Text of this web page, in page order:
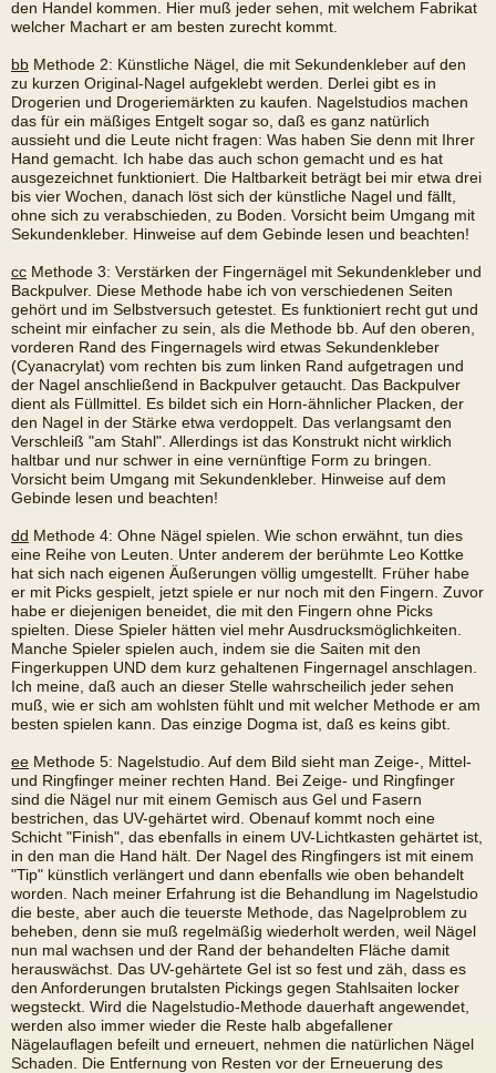
den Handel kommen. Hier muß jeder sehen, mit welchem Fabrikat
welcher Machart er am besten zurecht kommt.
bb Methode 2: Künstliche Nägel, die mit Sekundenkleber auf den
zu kurzen Original-Nagel aufgeklebt werden. Derlei gibt es in
Drogerien und Drogeriemärkten zu kaufen. Nagelstudios machen
das für ein mäßiges Entgelt sogar so, daß es ganz natürlich
aussieht und die Leute nicht fragen: Was haben Sie denn mit Ihrer
Hand gemacht. Ich habe das auch schon gemacht und es hat
ausgezeichnet funktioniert. Die Haltbarkeit beträgt bei mir etwa drei
bis vier Wochen, danach löst sich der künstliche Nagel und fällt,
ohne sich zu verabschieden, zu Boden. Vorsicht beim Umgang mit
Sekundenkleber. Hinweise auf dem Gebinde lesen und beachten!
cc Methode 3: Verstärken der Fingernägel mit Sekundenkleber und
Backpulver. Diese Methode habe ich von verschiedenen Seiten
gehört und im Selbstversuch getestet. Es funktioniert recht gut und
scheint mir einfacher zu sein, als die Methode bb. Auf den oberen,
vorderen Rand des Fingernagels wird etwas Sekundenkleber
(Cyanacrylat) vom rechten bis zum linken Rand aufgetragen und
der Nagel anschließend in Backpulver getaucht. Das Backpulver
dient als Füllmittel. Es bildet sich ein Horn-ähnlicher Placken, der
den Nagel in der Stärke etwa verdoppelt. Das verlangsamt den
Verschleiß "am Stahl". Allerdings ist das Konstrukt nicht wirklich
haltbar und nur schwer in eine vernünftige Form zu bringen.
Vorsicht beim Umgang mit Sekundenkleber. Hinweise auf dem
Gebinde lesen und beachten!
dd Methode 4: Ohne Nägel spielen. Wie schon erwähnt, tun dies
eine Reihe von Leuten. Unter anderem der berühmte Leo Kottke
hat sich nach eigenen Äußerungen völlig umgestellt. Früher habe
er mit Picks gespielt, jetzt spiele er nur noch mit den Fingern. Zuvor
habe er diejenigen beneidet, die mit den Fingern ohne Picks
spielten. Diese Spieler hätten viel mehr Ausdrucksmöglichkeiten.
Manche Spieler spielen auch, indem sie die Saiten mit den
Fingerkuppen UND dem kurz gehaltenen Fingernagel anschlagen.
Ich meine, daß auch an dieser Stelle wahrscheilich jeder sehen
muß, wie er sich am wohlsten fühlt und mit welcher Methode er am
besten spielen kann. Das einzige Dogma ist, daß es keins gibt.
ee Methode 5: Nagelstudio. Auf dem Bild sieht man Zeige-, Mittel-
und Ringfinger meiner rechten Hand. Bei Zeige- und Ringfinger
sind die Nägel nur mit einem Gemisch aus Gel und Fasern
bestrichen, das UV-gehärtet wird. Obenauf kommt noch eine
Schicht "Finish", das ebenfalls in einem UV-Lichtkasten gehärtet ist,
in den man die Hand hält. Der Nagel des Ringfingers ist mit einem
"Tip" künstlich verlängert und dann ebenfalls wie oben behandelt
worden. Nach meiner Erfahrung ist die Behandlung im Nagelstudio
die beste, aber auch die teuerste Methode, das Nagelproblem zu
beheben, denn sie muß regelmäßig wiederholt werden, weil Nägel
nun mal wachsen und der Rand der behandelten Fläche damit
herauswächst. Das UV-gehärtete Gel ist so fest und zäh, dass es
den Anforderungen brutalsten Pickings gegen Stahlsaiten locker
wegsteckt. Wird die Nagelstudio-Methode dauerhaft angewendet,
werden also immer wieder die Reste halb abgefallener
Nägelauflagen befeilt und erneuert, nehmen die natürlichen Nägel
Schaden. Die Entfernung von Resten vor der Erneuerung des